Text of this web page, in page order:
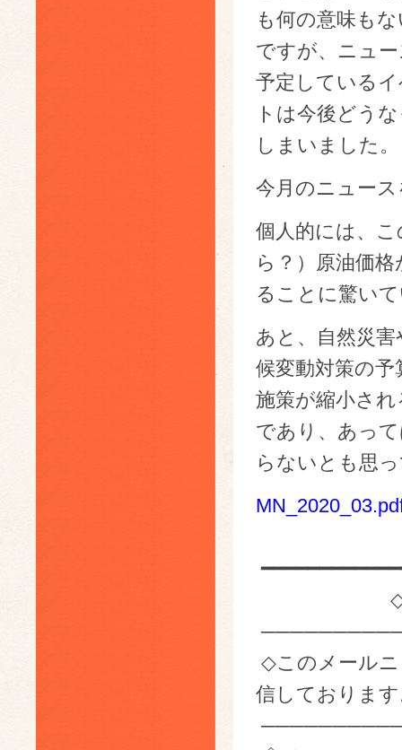
も何の意味も
ですが、ニュ
予定している
トは今後どう
しまいました。
今月のニュー
個人的には、
ら？）原油価格
ることに驚い
あと、自然災
候変動対策の予
施策が縮小さ
であり、あっ
らないとも思
◇転送・
◇このメール
信しておりま